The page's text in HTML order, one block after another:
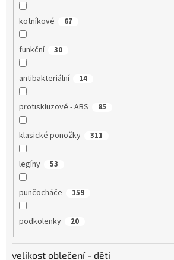
kotníkové 67
funkční 30
antibakteriální 14
protiskluzové - ABS 85
klasické ponožky 311
legíny 53
punčocháče 159
podkolenky 20
velikost oblečení - děti